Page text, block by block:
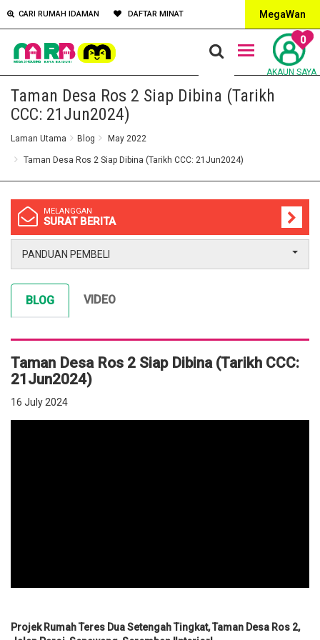
CARI RUMAH IDAMAN DAFTAR MINAT MegaWan
0
AKAUN SAYA
Taman Desa Ros 2 Siap Dibina (Tarikh
CCC: 21Jun2024)
Laman Utama Blog May 2022
Taman Desa Ros 2 Siap Dibina (Tarikh CCC: 21Jun2024)
MELANGGAN
SURAT BERITA
PANDUAN PEMBELI
BLOG VIDEO
Taman Desa Ros 2 Siap Dibina (Tarikh CCC:
21Jun2024)
16 July 2024
Projek Rumah Teres Dua Setengah Tingkat, Taman Desa Ros 2,